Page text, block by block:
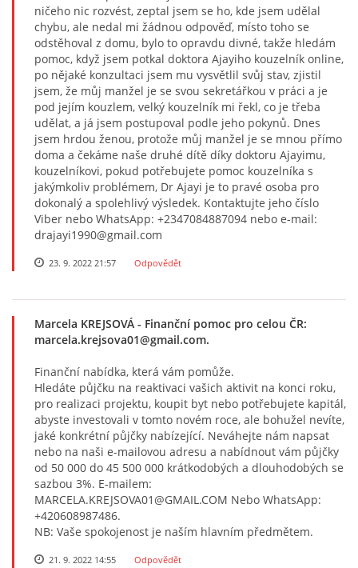
ničeho nic rozvést, zeptal jsem se ho, kde jsem udělal
chybu, ale nedal mi žádnou odpověď, místo toho se
odstěhoval z domu, bylo to opravdu divné, takže hledám
pomoc, když jsem potkal doktora Ajayiho kouzelník online,
po nějaké konzultaci jsem mu vysvětlil svůj stav, zjistil
jsem, že můj manžel je se svou sekretářkou v práci a je
pod jejím kouzlem, velký kouzelník mi řekl, co je třeba
udělat, a já jsem postupoval podle jeho pokynů. Dnes
jsem hrdou ženou, protože můj manžel je se mnou přímo
doma a čekáme naše druhé dítě díky doktoru Ajayimu,
kouzelníkovi, pokud potřebujete pomoc kouzelníka s
jakýmkoliv problémem, Dr Ajayi je to pravé osoba pro
dokonalý a spolehlivý výsledek. Kontaktujte jeho číslo
Viber nebo WhatsApp: +2347084887094 nebo e-mail:
drajayi1990@gmail.com
23. 9. 2022 21:57 Odpovědět
Marcela KREJSOVÁ - Finanční pomoc pro celou ČR:
marcela.krejsova01@gmail.com.
Finanční nabídka, která vám pomůže.
Hledáte půjčku na reaktivaci vašich aktivit na konci roku,
pro realizaci projektu, koupit byt nebo potřebujete kapitál,
abyste investovali v tomto novém roce, ale bohužel nevíte,
jaké konkrétní půjčky nabízející. Neváhejte nám napsat
nebo na naši e-mailovou adresu a nabídnout vám půjčky
od 50 000 do 45 500 000 krátkodobých a dlouhodobých se
sazbou 3%. E-mailem:
MARCELA.KREJSOVA01@GMAIL.COM Nebo WhatsApp:
+420608987486.
NB: Vaše spokojenost je naším hlavním předmětem.
21. 9. 2022 14:55 Odpovědět